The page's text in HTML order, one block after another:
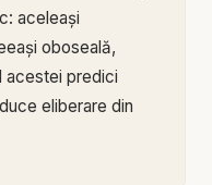
aceleași
oboseală,
acestei predici
eliberare din